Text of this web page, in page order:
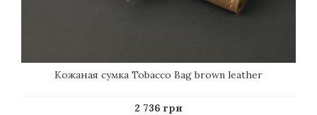
Кожаная сумка Tobacco Bag brown leather
2 736 грн